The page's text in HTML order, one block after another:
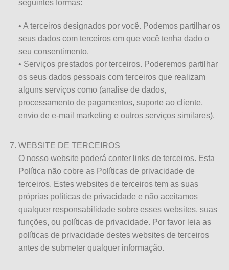
seguintes formas:
• A terceiros designados por você. Podemos partilhar os
seus dados com terceiros em que você tenha dado o
seu consentimento.
• Serviços prestados por terceiros. Poderemos partilhar
os seus dados pessoais com terceiros que realizam
alguns serviços como (analise de dados,
processamento de pagamentos, suporte ao cliente,
envio de e-mail marketing e outros serviços similares).
WEBSITE DE TERCEIROS
O nosso website poderá conter links de terceiros. Esta
Política não cobre as Políticas de privacidade de
terceiros. Estes websites de terceiros tem as suas
próprias políticas de privacidade e não aceitamos
qualquer responsabilidade sobre esses websites, suas
funções, ou políticas de privacidade. Por favor leia as
políticas de privacidade destes websites de terceiros
antes de submeter qualquer informação.